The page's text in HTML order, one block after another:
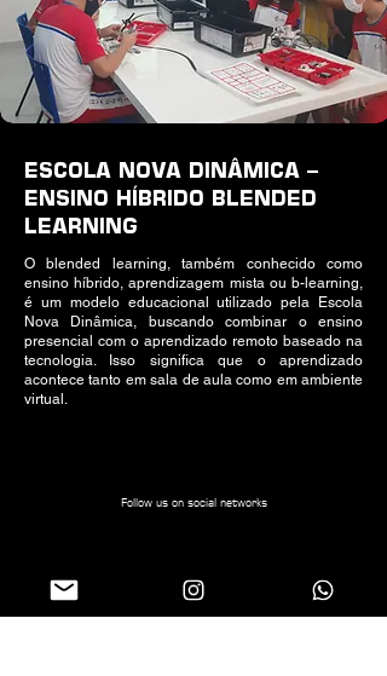
ESCOLA NOVA DINÂMICA –
ENSINO HÍBRIDO BLENDED
LEARNING
O blended learning, também conhecido como
ensino híbrido, aprendizagem mista ou b-learning,
é um modelo educacional utilizado pela Escola
Nova Dinâmica, buscando combinar o ensino
presencial com o aprendizado remoto baseado na
tecnologia. Isso significa que o aprendizado
acontece tanto em sala de aula como em ambiente
virtual.
Follow us on social networks